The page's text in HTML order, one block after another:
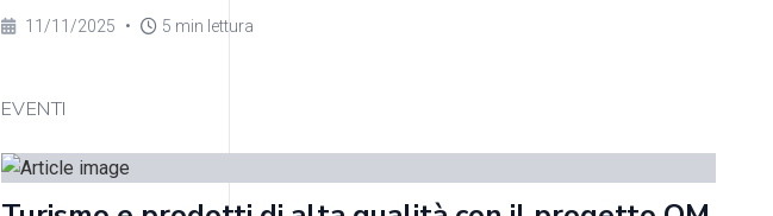
11/11/2025 • 5 min lettura
EVENTI